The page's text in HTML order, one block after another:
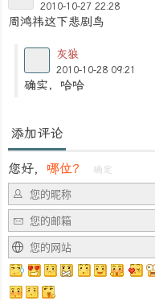
2010-10-27 22:28
周鸿祎这下悲剧鸟
灰狼
2010-10-28 09:21
确实，哈哈
添加评论
您好， 哪位？ 确定